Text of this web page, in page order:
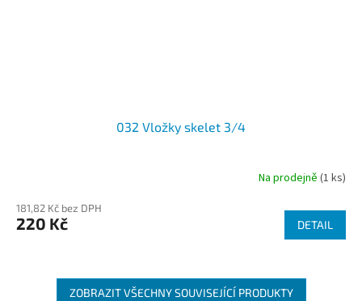
032 Vložky skelet 3/4
Na prodejně (1 ks)
181,82 Kč bez DPH
220 Kč DETAIL
ZOBRAZIT VŠECHNY SOUVISEJÍCÍ PRODUKTY